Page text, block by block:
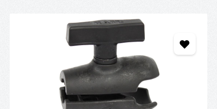
Afbeeldingengalerij overslaan